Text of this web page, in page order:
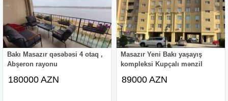
Bakı Masazır qəsəbəsi 4 otaq ,
Abşeron rayonu
180000 AZN
Masazır Yeni Bakı yaşayış
kompleksi Kupçalı mənzil
89000 AZN